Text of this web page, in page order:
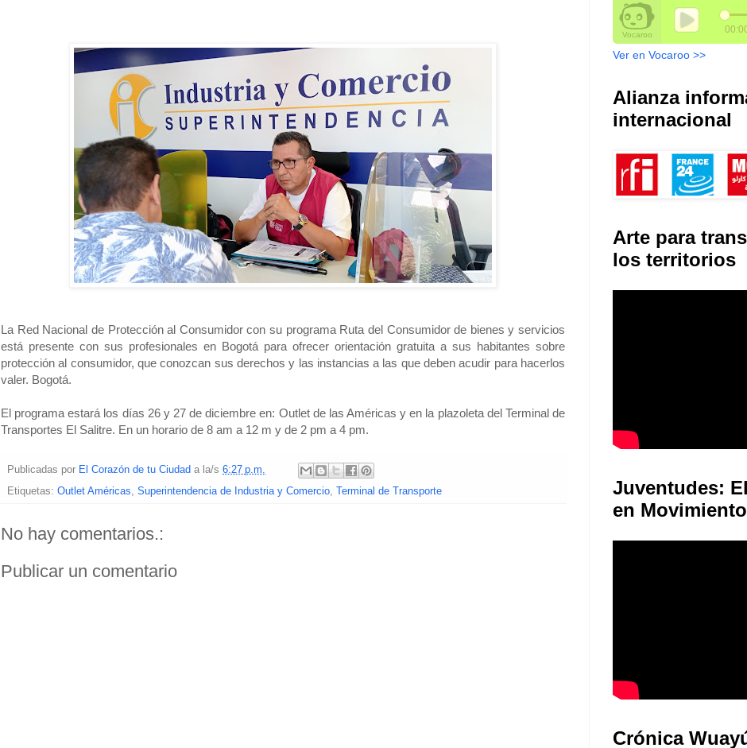
La Red Nacional de Protección al Consumidor con su programa Ruta del Consumidor de bienes y servicios
está presente con sus profesionales en Bogotá para ofrecer orientación gratuita a sus habitantes sobre
protección al consumidor, que conozcan sus derechos y las instancias a las que deben acudir para hacerlos
valer. Bogotá.
El programa estará los días 26 y 27 de diciembre en: Outlet de las Américas y en la plazoleta del Terminal de
Transportes El Salitre. En un horario de 8 am a 12 m y de 2 pm a 4 pm.
Publicadas por El Corazón de tu Ciudad a la/s 6:27 p.m.
Etiquetas: Outlet Américas, Superintendencia de Industria y Comercio, Terminal de Transporte
No hay comentarios.:
Publicar un comentario
Ver en Vocaroo >>
Alianza
internacional
Arte para
los territorios
Juventudes:
en Movimiento
Crónica